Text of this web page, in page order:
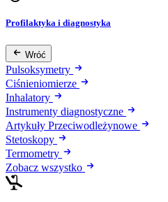
Profilaktyka i diagnostyka
Wróć
Pulsoksymetry
Ciśnieniomierze
Inhalatory
Instrumenty diagnostyczne
Artykuły Przeciwodleżynowe
Stetoskopy
Termometry
Zobacz wszystko